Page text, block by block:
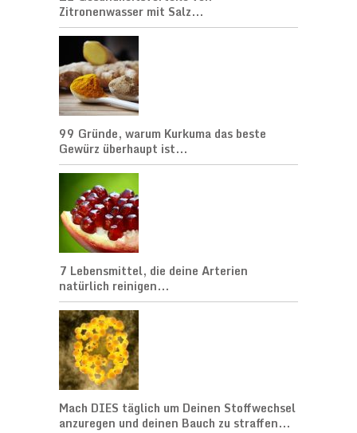
Zitronenwasser mit Salz...
99 Gründe, warum Kurkuma das beste
Gewürz überhaupt ist...
7 Lebensmittel, die deine Arterien
natürlich reinigen...
Mach DIES täglich um Deinen Stoffwechsel
anzuregen und deinen Bauch zu straffen...